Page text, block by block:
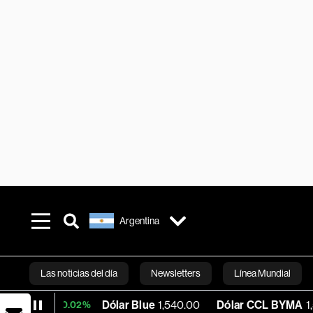
Argentina
Las noticias del día Newsletters Línea Mundial
Bloomberg
Dólar Blue 1,540.00 Dólar CCL BYMA 1,575.06